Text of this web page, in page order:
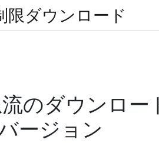
限ダウンロード
のダウンロー
ージョン